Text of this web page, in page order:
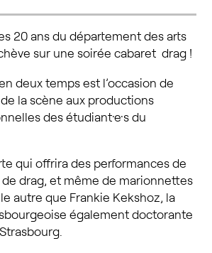
20 ans du département des arts
sur une soirée cabaret drag !
deux temps est l’occasion de
la scène aux productions
des étudiant·e·s du
qui offrira des performances de
drag, et même de marionnettes
autre que Frankie Kekshoz, la
également doctorante